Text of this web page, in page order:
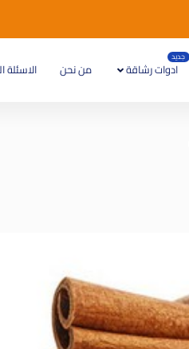
جديد
ادوات رشاقة من نحن الاسئلة